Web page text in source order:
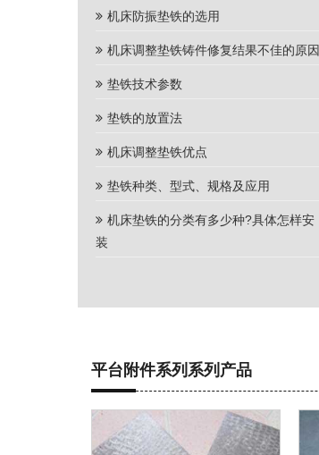
机床防振垫铁的选用
机床调整垫铁铸件修复结果不佳的原因
垫铁技术参数
垫铁的放置法
机床调整垫铁优点
垫铁种类、型式、规格及应用
机床垫铁的分类有多少种?具体怎样安
装
平台附件系列系列产品